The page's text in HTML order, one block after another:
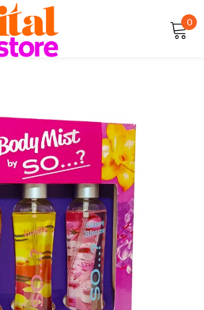
0
Sign in
Lost password?
LOG IN
AN ACCOUNT